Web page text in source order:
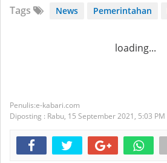
Tags News Pemerintahan
loading...
e-kabari.com
Diposting : Rabu, 15 September 2021, 5:03 PM